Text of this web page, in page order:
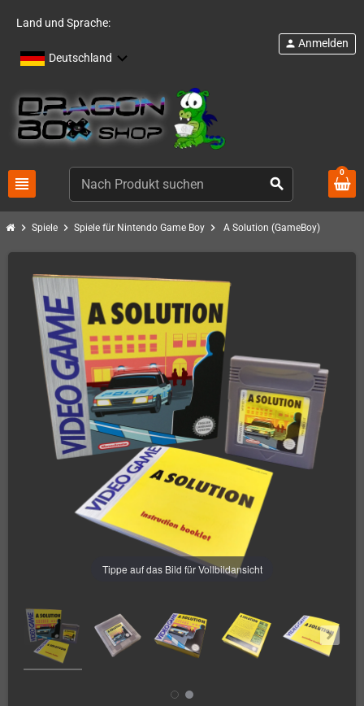
Land und Sprache:
Deutschland
view_headline search
person Anmelden
0
chevron_right Spiele chevron_right Spiele für Nintendo Game Boy chevron_right A Solution (GameBoy)
Tippe auf das Bild für Vollbildansicht